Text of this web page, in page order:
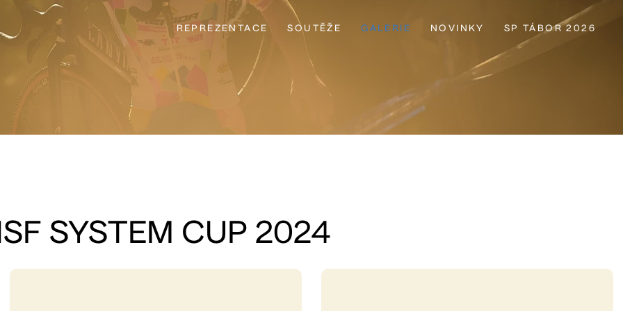
REPREZENTACE SOUTĚŽE GALERIE NOVINKY SP TÁBOR 2026
SYSTEM CUP 2024